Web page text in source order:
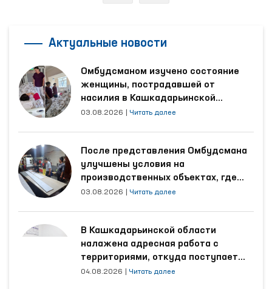
Актуальные новости
Омбудсманом изучено состояние
женщины, пострадавшей от
насилия в Кашкадарьинской
области
03.08.2026 Читать далее
После представления Омбудсмана
улучшены условия на
производственных объектах, где
трудятся осуждённые
03.08.2026 Читать далее
В Кашкадарьинской области
налажена адресная работа с
территориями, откуда поступает
наибольшее количество обращений
04.08.2026 Читать далее